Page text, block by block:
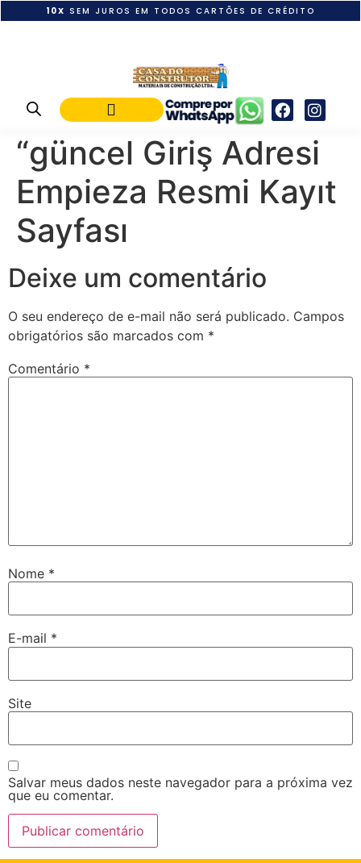
10X SEM JUROS EM TODOS CARTÕES DE CRÉDITO
“güncel Giriş Adresi
Empieza Resmi Kayıt
Sayfası
Deixe um comentário
O seu endereço de e-mail não será publicado. Campos
obrigatórios são marcados com *
Comentário *
Nome *
E-mail *
Site
Salvar meus dados neste navegador para a próxima vez
que eu comentar.